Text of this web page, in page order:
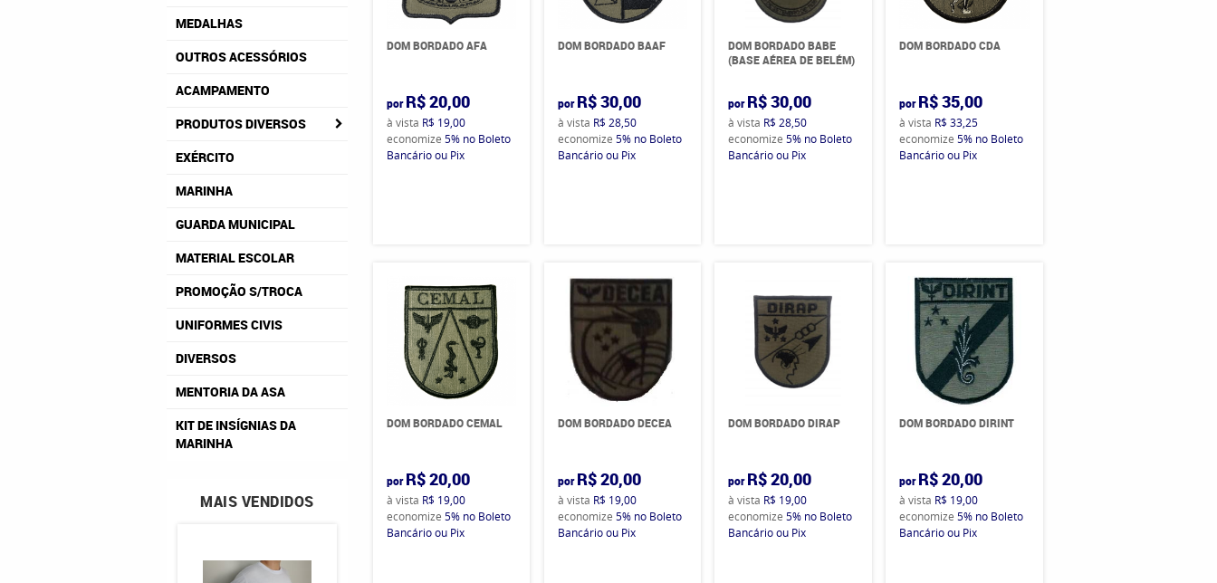
MEDALHAS
OUTROS ACESSÓRIOS
ACAMPAMENTO
PRODUTOS DIVERSOS
EXÉRCITO
MARINHA
GUARDA MUNICIPAL
MATERIAL ESCOLAR
PROMOÇÃO S/TROCA
UNIFORMES CIVIS
DIVERSOS
MENTORIA DA ASA
KIT DE INSÍGNIAS DA
MARINHA
MAIS VENDIDOS
DOM BORDADO AFA
por R$ 20,00
à vista R$ 19,00
economize 5% no Boleto
Bancário ou Pix
DOM BORDADO BAAF
por R$ 30,00
à vista R$ 28,50
economize 5% no Boleto
Bancário ou Pix
DOM BORDADO BABE
(BASE AÉREA DE BELÉM)
por R$ 30,00
à vista R$ 28,50
economize5% no Boleto
Bancário ou Pix
DOM BORDADO CDA
por R$ 35,00
à vista R$ 33,25
economize5% no Boleto
Bancário ou Pix
DOM BORDADO CEMAL
por R$ 20,00
à vista R$ 19,00
economize 5% no Boleto
Bancário ou Pix
DOM BORDADO DECEA
por R$ 20,00
à vista R$ 19,00
economize 5% no Boleto
Bancário ou Pix
DOM BORDADO DIRAP
por R$ 20,00
à vista R$ 19,00
economize5% no Boleto
Bancário ou Pix
DOM BORDADO DIRINT
por R$ 20,00
à vista R$ 19,00
economize5% no Boleto
Bancário ou Pix